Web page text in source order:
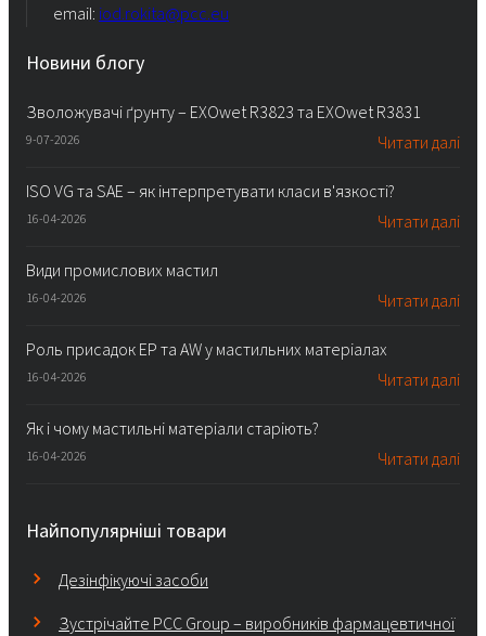
email: iod.rokita@pcc.eu
Новини блогу
Зволожувачі ґрунту – EXOwet R3823 та EXOwet R3831
9-07-2026 Читати далі
ISO VG та SAE – як інтерпретувати класи в'язкості?
16-04-2026 Читати далі
Види промислових мастил
16-04-2026 Читати далі
Роль присадок EP та AW у мастильних матеріалах
16-04-2026 Читати далі
Як і чому мастильні матеріали старіють?
16-04-2026 Читати далі
Найпопулярніші товари
Дезінфікуючі засоби
Зустрічайте PCC Group – виробників фармацевтичної